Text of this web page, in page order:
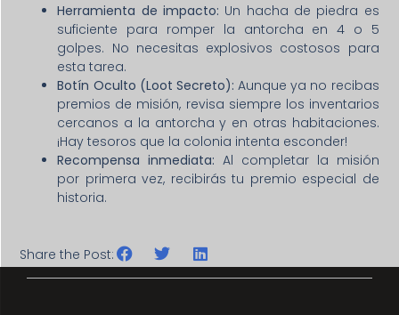
Herramienta de impacto: Un hacha de piedra es
suficiente para romper la antorcha en 4 o 5
golpes. No necesitas explosivos costosos para
esta tarea.
Botín Oculto (Loot Secreto): Aunque ya no recibas
premios de misión, revisa siempre los inventarios
cercanos a la antorcha y en otras habitaciones.
¡Hay tesoros que la colonia intenta esconder!
Recompensa inmediata: Al completar la misión
por primera vez, recibirás tu premio especial de
historia.
Share the Post: